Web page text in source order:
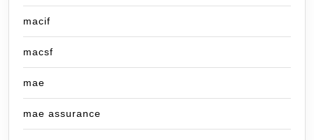
macif
macsf
mae
mae assurance